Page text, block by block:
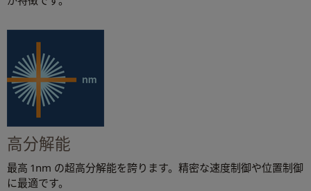
高分解能
最高 1nm の超高分解能を誇ります。精密な速度制御や位置制御
に最適です。